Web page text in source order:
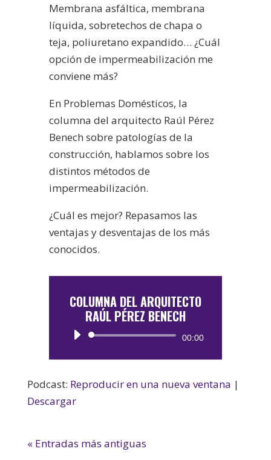
Membrana asfáltica, membrana
líquida, sobretechos de chapa o
teja, poliuretano expandido… ¿Cuál
opción de impermeabilización me
conviene más?
En Problemas Domésticos, la
columna del arquitecto Raúl Pérez
Benech sobre patologías de la
construcción, hablamos sobre los
distintos métodos de
impermeabilización.
¿Cuál es mejor? Repasamos las
ventajas y desventajas de los más
conocidos.
COLUMNA DEL ARQUITECTO
RAÚL PÉREZ BENECH
Reproductor
00:00
Podcast: Reproducir en una nueva ventana |
Descargar
« Entradas más antiguas